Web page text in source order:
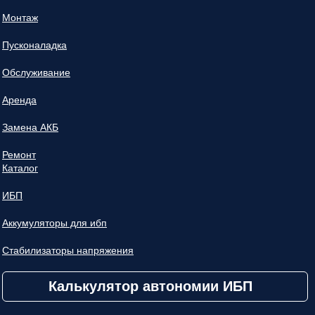
Монтаж
Пусконаладка
Обслуживание
Аренда
Замена АКБ
Ремонт
Каталог
ИБП
Аккумуляторы для ибп
Стабилизаторы напряжения
Калькулятор автономии ИБП